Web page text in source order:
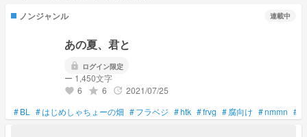
ノンジャンル
連載中
あの夏、君と
lock ログイン限定
ー 1,450文字
favorite 6 grade 6 update 2021/07/25
#BL #はじめしゃちょーの畑 #フラベジ #htk #frvg #腐向け #nmmn #